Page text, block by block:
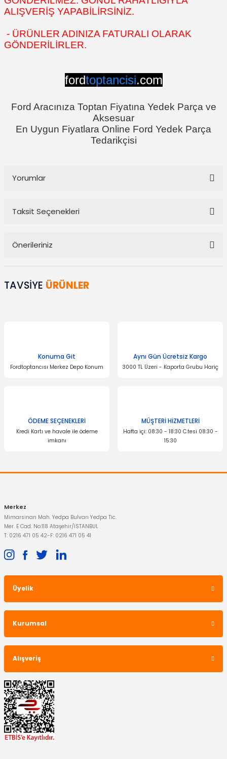
ALIŞVERİŞ YAPABİLİRSİNİZ.
- ÜRÜNLER ADINIZA FATURALI OLARAK
GÖNDERİLİRLER.
fordtoptancisi.com
Ford Aracınıza Toptan Fiyatına Yedek Parça ve
Aksesuar
En Uygun Fiyatlara Online Ford Yedek Parça
Tedarikçisi
Yorumlar
Taksit Seçenekleri
Önerileriniz
konularda yetersiz gördüğünüz noktaları öneri formunu kullanarak
tarafımıza iletebilirsiniz.
Ürün bilgilerinde hatalar bulunuyor.
Ürün fiyatı diğer sitelerden daha pahalı.
TAVSİYE ÜRÜNLER
İTHAL ÜRÜN
300,00 TL
İTHAL ÜRÜN
Arka Fren Balatası Escort Clx Papuçlu
715,78 TL
TÜKENDİ
3.028,26 TL
Konuma Git
Fordtoptancısı Merkez Depo Konum
Aynı Gün Ücretsiz Kargo
3000 TL Üzeri - Kaporta Grubu Hariç
ÖDEME SEÇENEKLERİ
Kredi Kartı ve havale ile ödeme
imkanı
MÜŞTERİ HİZMETLERİ
Hafta içi: 08:30 - 18:30 C.tesi 08:30 -
15:30
Merkez
Mimarsinan Mah. Yedpa Bulvarı Yedpa Tic.
Mer. E Cad. No:118 Ataşehir/İSTANBUL
T: 0216 471 05 42-F: 0216 471 05 41
Üyelik
Kurumsal
Alışveriş